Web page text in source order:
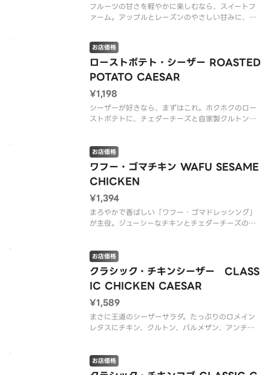
フルーツの甘さを軽やかに楽しむなら、スイートフ
ァーム。アップルとレーズンのやさしい甘みに、セ
ト豆腐で満足感もきちんと。すっきりいきたい日に
選びたい、爽やかで清涼感のあるサラダです。（v
ヴィーガン）
※アレルゲン
ローストポテト・シーザー ROASTED
POTATO CAESAR
お店価格
¥1,198
シーザーが好きなら、まずはこれ。ホクホクのロー
ストポテトに、チェダーチーズと自家製クルトンの
は…新しい定番サラダになる予感！（*グルテンを含
む）
※アレルゲン情報はCR
ワフー・ゴマチキン WAFU SESAME
CHICKEN
お店価格
¥1,394
まろやかで香ばしい「ワフー・ゴマドレッシング」
が主役。ジューシーなチキンとチェダーチーズのコ
「和風」サラダです。（*グルテンを含む）
※アレルゲン情報はCRISP S
クラシック・チキンシーザー CLASS
IC CHICKEN CAESAR
お店価格
¥1,589
まさに王道のシーザーサラダ。たっぷりのロメイン
レタスにチキン、クルトン、パルメザン、アンチョ
※アレルゲン情報はCRISP SALAD WORKSの公式
お店価格